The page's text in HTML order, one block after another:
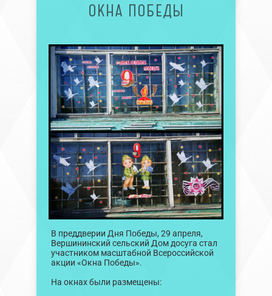
ОКНА ПОБЕДЫ
В преддверии Дня Победы, 29 апреля,
Вершининский сельский Дом досуга стал
участником масштабной Всероссийской
акции «Окна Победы».
На окнах были размещены: